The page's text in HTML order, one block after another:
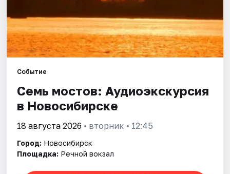
Событие
Семь мостов: Аудиоэкскурсия
в Новосибирске
18 августа 2026 • вторник • 12:45
Город: Новосибирск
Площадка: Речной вокзал